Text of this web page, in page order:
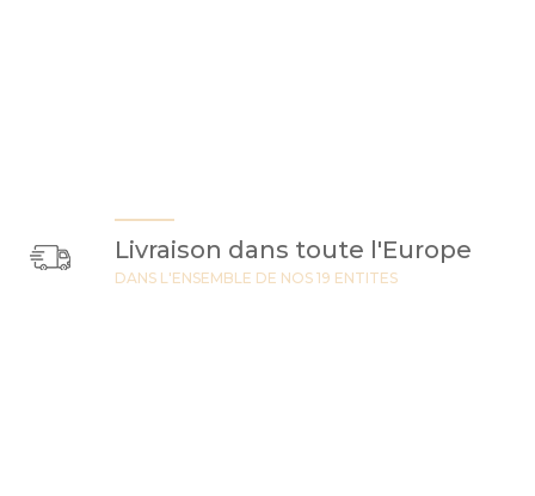
Livraison dans toute l'Europe
DANS L'ENSEMBLE DE NOS 19 ENTITES